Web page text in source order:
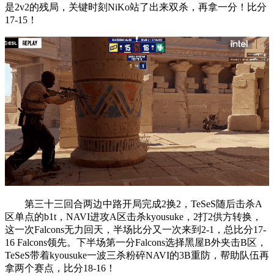
是2v2的残局，关键时刻NiKo站了出来双杀，再拿一分！比分
17-15！
第三十三回合两边中路开局完成2换2，TeSeS随后击杀A
区单点的b1t，NAVI进攻A区击杀kyousuke，2打2供方转换，
这一次Falcons无力回天，半场比分又一次来到2-1，总比分17-
16 Falcons领先。下半场第一分Falcons选择黑屋B外夹击B区，
TeSeS带着kyousuke一波三杀粉碎NAVI的3B重防，帮助队伍再
拿两个赛点，比分18-16！